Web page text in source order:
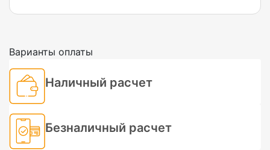
Варианты оплаты
Наличный расчет
Безналичный расчет